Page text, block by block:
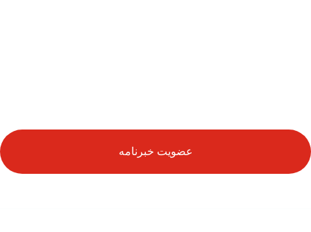
عضویت خبرنامه